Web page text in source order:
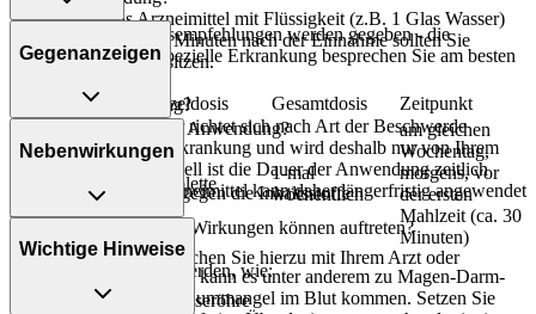
Nehmen Sie das Arzneimittel mit Flüssigkeit (z.B. 1 Glas Wasser)
ein. Während und 30 Minuten nach der Einnahme sollten Sie
aufrecht stehen oder sitzen.
Dauer der Anwendung?
Die Anwendungsdauer richtet sich nach Art der Beschwerde
und/oder Dauer der Erkrankung und wird deshalb nur von Ihrem
Arzt bestimmt. Prinzipiell ist die Dauer der Anwendung zeitlich
nicht begrenzt, das Arzneimittel kann daher längerfristig angewendet
werden.
Überdosierung?
Bei einer Überdosierung kann es unter anderem zu Magen-Darm-
Beschwerden oder Kalziummangel im Blut kommen. Setzen Sie
Folgende Dosierungsempfehlungen werden gegeben - die
Dosierung für Ihre spezielle Erkrankung besprechen Sie am besten
Personenkreis
Einzeldosis Gesamtdosis Zeitpunkt
1 Tablette
1-mal
wöchentlich
am gleichen
Wochentag,
morgens, vor
der ersten
Mahlzeit (ca. 30
Minuten)
Gegenanzeigen
Was spricht gegen eine Anwendung?
- Überempfindlichkeit gegen die Inhaltsstoffe
- Kalziummangel
Unter Umständen - sprechen Sie hierzu mit Ihrem Arzt oder
- Erkrankungen der Speiseröhre
Nebenwirkungen
Welche unerwünschten Wirkungen können auftreten?
- Magen-Darm-Beschwerden, wie:
Wichtige Hinweise